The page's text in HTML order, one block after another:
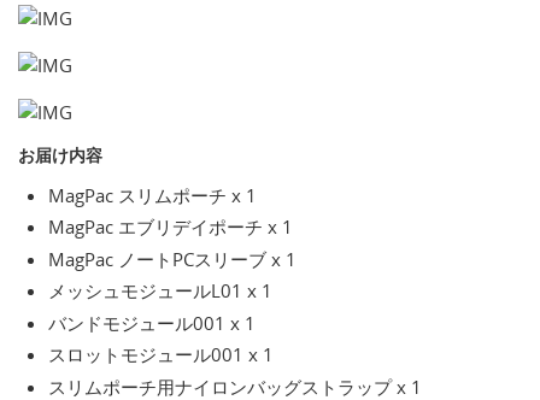
お届け内容
MagPac スリムポーチ x 1
MagPac エブリデイポーチ x 1
MagPac ノートPCスリーブ x 1
メッシュモジュールL01 x 1
バンドモジュール001 x 1
スロットモジュール001 x 1
スリムポーチ用ナイロンバッグストラップ x 1